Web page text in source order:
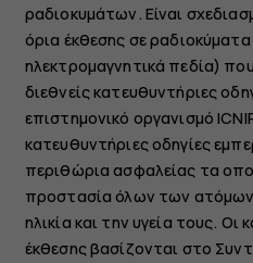
ραδιοκυμάτων. Είναι
όρια έκθεσης σε
ηλεκτρομαγνητικά πεδία)
διεθνείς κατευθυντήριες
επιστημονικό οργανισμό
κατευθυντήριες οδηγίες
περιθώρια ασφαλείας τα
προστασία όλων των
ηλικία και την υγεία τους. Οι
έκθεσης βασίζονται στο